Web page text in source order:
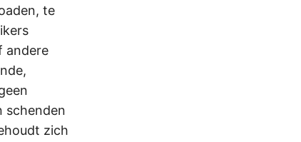
te
andere
schenden
zich